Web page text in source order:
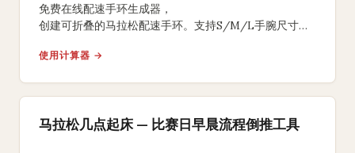
免费在线配速手环生成器，
创建可折叠的马拉松配速手环。支持S/M/L手腕尺寸、
A4打印裁剪折叠即可佩戴比赛。
使用计算器 →
马拉松几点起床 — 比赛日早晨流程倒推工具